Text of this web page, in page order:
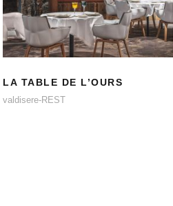
LA TABLE DE
LA TABLE DE L’OURS
valdisere-REST